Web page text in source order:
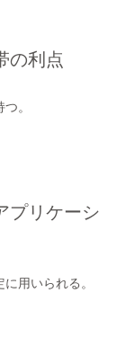
の利点
。
プリケーシ
用いられる。